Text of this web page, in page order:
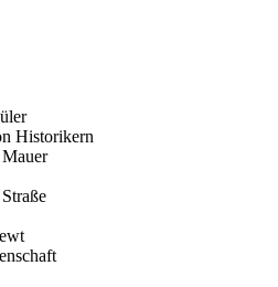
Historikern